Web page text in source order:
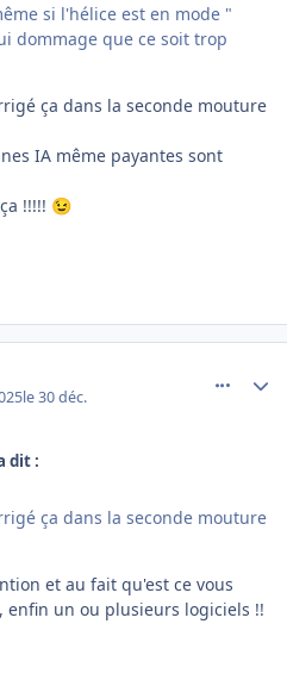
si l'hélice est en mode "
dommage que ce soit trop
ça dans la seconde mouture
IA même payantes sont
!!!!! 😉
le 30 déc.
dit :
ça dans la seconde mouture
et au fait qu'est ce vous
un ou plusieurs logiciels !!